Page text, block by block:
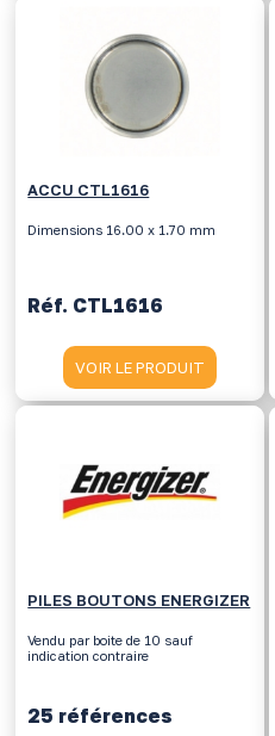
ACCU CTL1616
Dimensions 16.00 x 1.70 mm
Réf. CTL1616
VOIR LE PRODUIT
PILES BOUTONS ENERGIZER
Vendu par boite de 10 sauf
indication contraire
25 références